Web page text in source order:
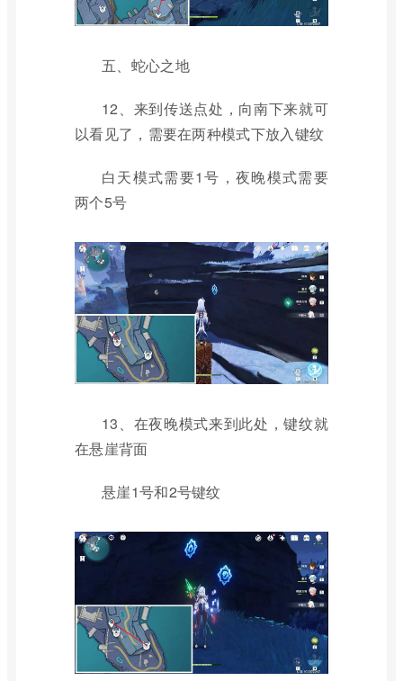
五、蛇心之地
12、来到传送点处，向南下来就可
以看见了，需要在两种模式下放入键纹
白天模式需要1号，夜晚模式需要
两个5号
13、在夜晚模式来到此处，键纹就
在悬崖背面
悬崖1号和2号键纹